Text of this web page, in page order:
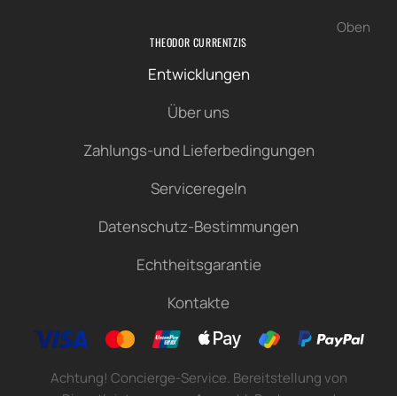
Oben
THEODOR CURRENTZIS
Entwicklungen
Über uns
Zahlungs-und Lieferbedingungen
Serviceregeln
Datenschutz-Bestimmungen
Echtheitsgarantie
Kontakte
Achtung! Concierge-Service. Bereitstellung von